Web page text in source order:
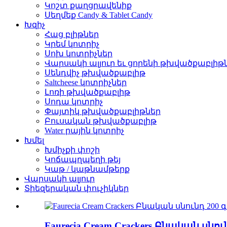
Կոշտ քաղցրավենիք
Սեղմեք Candy & Tablet Candy
Խզիչ
Հաց բլիթներ
Կրեմ կոտրիչ
Սոխ կոտրիչներ
Վարսակի ալյուր եւ ցորենի
Սենդվիչ թխվածքաբլիթ
Saltcheese կոտրիչներ
Լոռի թխվածքաբլիթ
Սոդա կոտրիչ
Փայտիկ թխվածքաբլիթներ
Բուսական թխվածքաբլիթ
Water րային կոտրիչ
Խմել
Խմիչքի փոշի
Կոճապղպեղի թեյ
Կաթ / կաթնամթերք
Վարսակի ալյուր
Տիեզերական փուչիկներ